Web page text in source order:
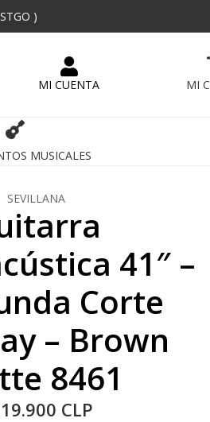
)
MUSICALES
SEVILLANA
41″ –
Corte
– Brown
8461
CLP